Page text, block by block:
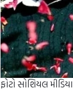
ફોટો સોશિયલ મીડિયા